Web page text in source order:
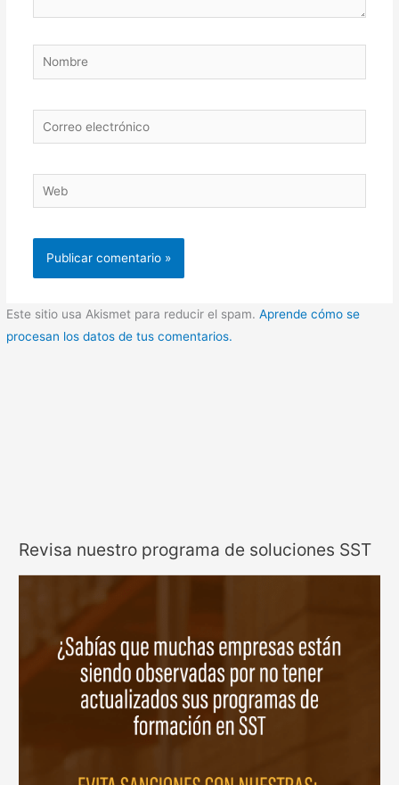
Nombre
Correo
electrónico
Web
Este sitio usa Akismet para reducir el spam.Aprende cómo se
procesan los datos de tus comentarios.
Revisa nuestro programa de soluciones SST